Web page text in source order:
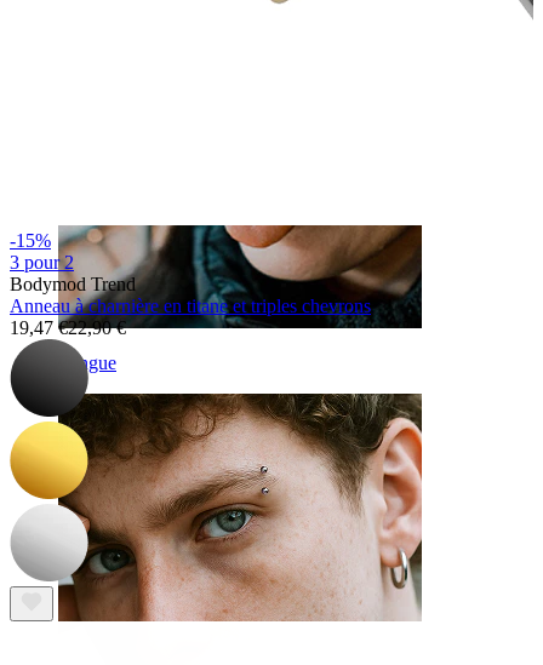
Langue
-15%
3 pour 2
Bodymod Trend
Anneau à charnière en titane et triples chevrons
19,47 €22,90 €